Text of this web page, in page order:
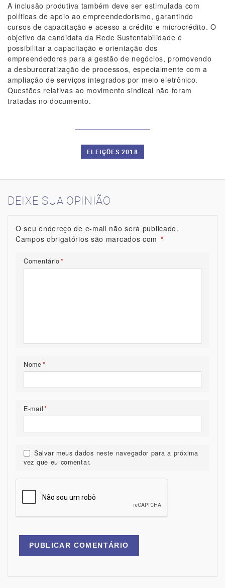
A inclusão produtiva também deve ser estimulada com
políticas de apoio ao empreendedorismo, garantindo
cursos de capacitação e acesso a crédito e microcrédito. O
objetivo da candidata da Rede Sustentabilidade é
possibilitar a capacitação e orientação dos
empreendedores para a gestão de negócios, promovendo
a desburocratização de processos, especialmente com a
ampliação de serviços integrados por meio eletrônico.
Questões relativas ao movimento sindical não foram
tratadas no documento.
ELEIÇÕES 2018
DEIXE SUA OPINIÃO
O seu endereço de e-mail não será publicado.
Campos obrigatórios são marcados com *
Comentário*
Nome*
E-mail*
Salvar meus dados neste navegador para a próxima
vez que eu comentar.